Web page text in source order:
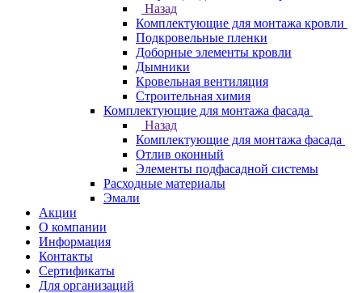
Назад
Комплектующие для монтажа кровли
Подкровельные пленки
Доборные элементы кровли
Дымники
Кровельная вентиляция
Строительная химия
Комплектующие для монтажа фасада
Назад
Комплектующие для монтажа фасада
Отлив оконный
Элементы подфасадной системы
Расходные материалы
Эмали
Акции
О компании
Информация
Контакты
Сертификаты
Для организаций